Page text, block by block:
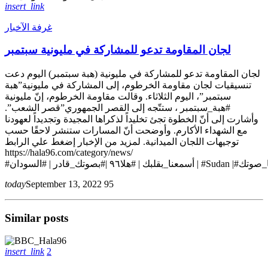
insert_link
غرفة الآخبار
لجان المقاومة تدعو للمشاركة في مليونية سبتمبر
لجان المقاومة تدعو للمشاركة في مليونية (هبة سبتمبر) اليوم دعت
تنسيقيات لجان مقاومة الخرطوم، إلى المشاركة في مليونية”هبة
سبتمبر”، اليوم الثلاثاء. وقالت مقاومة الخرطوم، إنّ مليونية
#هبة_سبتمبر ، ستتّجه إلى القصر الجمهوري”قصر الشعب”.
وأشارت إلى أنّ الخطوة تجئ تخليداً لذكراها المجيدة وتجديداً لعهودنا
مع الشهداء الأكارم. وأوضحت أنّ المسارات ستنشر لاحقًا حسب
توجيهات اللجان الميدانية. لمزيد من الإخبار إضغط علي الرابط
https://hala96.com/category/news/
todaySeptember 13, 2022 95
Similar posts
insert_link 2